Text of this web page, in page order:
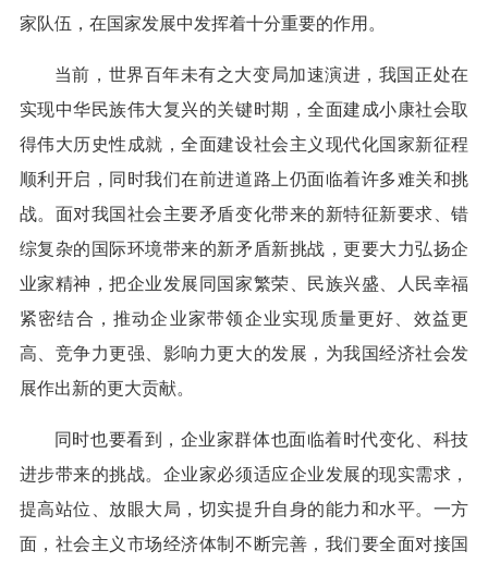
家队伍，在国家发展中发挥着十分重要的作用。
当前，世界百年未有之大变局加速演进，我国正处在
实现中华民族伟大复兴的关键时期，全面建成小康社会取
得伟大历史性成就，全面建设社会主义现代化国家新征程
顺利开启，同时我们在前进道路上仍面临着许多难关和挑
战。面对我国社会主要矛盾变化带来的新特征新要求、错
综复杂的国际环境带来的新矛盾新挑战，更要大力弘扬企
业家精神，把企业发展同国家繁荣、民族兴盛、人民幸福
紧密结合，推动企业家带领企业实现质量更好、效益更
高、竞争力更强、影响力更大的发展，为我国经济社会发
展作出新的更大贡献。
同时也要看到，企业家群体也面临着时代变化、科技
进步带来的挑战。企业家必须适应企业发展的现实需求，
提高站位、放眼大局，切实提升自身的能力和水平。一方
面，社会主义市场经济体制不断完善，我们要全面对接国